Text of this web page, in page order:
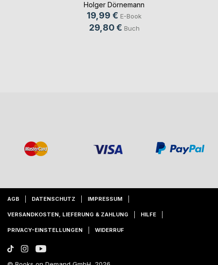
Holger Dörnemann
19,99 € E-Book
29,80 € Buch
AGB DATENSCHUTZ IMPRESSUM
VERSANDKOSTEN, LIEFERUNG & ZAHLUNG HILFE
PRIVACY-EINSTELLUNGEN WIDERRUF